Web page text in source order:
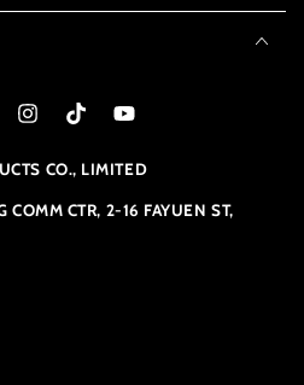
InstagramTikTokYouTube
CO., LIMITED
CTR, 2-16 FAYUEN ST,